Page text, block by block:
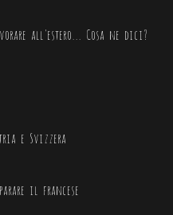
all'estero... Cosa ne dici?
e Svizzera
il francese